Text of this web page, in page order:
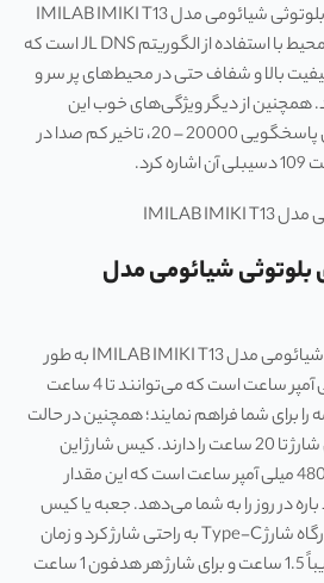
علاوه بر این ویژگی، هندزفری بلوتوثی شیائومی مدل IMILAB IMIKI T13
مجهز به قابلیت کاهش نویز محیط با استفاده از الگوریتم JL DNS است که
بالا و شفاف حتی در محیط‌های پر سر و
همچنین از دیگر ویژگی‌های خوب این
هندزفری می‌توان به فرکانس پاسخگویی 20000 – 20، تاخیر کم صدا در
بلوتوثی شیائومی مدل
هر گوشی هندزفری بلوتوثی شیائومی مدل IMILAB IMIKI T13 به طور
جداگانه دارای ظرفیت 30 میلی آمپر ساعت است که می‌توانند تا 4 ساعت
برای شما فراهم نمایند؛ همچنین در حالت
استندبای نیز امکان نگهداری شارژ تا 20 ساعت را دارند. کیس شارژ این
هندزفری دارای ظرفیت باتری 480 میلی آمپر ساعت است که این مقدار
در روز را به شما می‌دهد. جعبه یا کیس
شارژ را می‌توان با استفاده از درگاه شارژ Type-C به راحتی شارژ کرد و زمان
لازم برای شارژ کامل جعبه تقریباً 1.5 ساعت و برای شارژ هر هدفون 1 ساعت